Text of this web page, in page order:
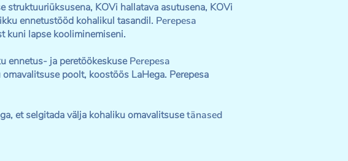
struktuuriüksusena, KOVi hallatava asutusena, KOVi
ennetustööd kohalikul tasandil. Perepesa
kuni lapse kooliminemiseni.
ennetus- ja peretöökeskusePerepesa
poolt, koostöös LaHega. Perepesa
et selgitada välja kohaliku omavalitsusetänased